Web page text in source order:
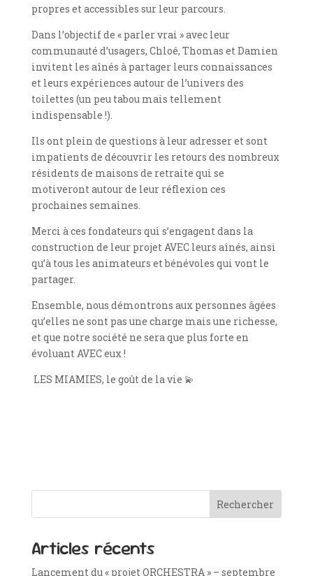
propres et accessibles sur leur parcours.
Dans l’objectif de « parler vrai » avec leur
communauté d’usagers, Chloé, Thomas et Damien
invitent les aînés à partager leurs connaissances
et leurs expériences autour de l’univers des
toilettes (un peu tabou mais tellement
indispensable !).
Ils ont plein de questions à leur adresser et sont
impatients de découvrir les retours des nombreux
résidents de maisons de retraite qui se
motiveront autour de leur réflexion ces
prochaines semaines.
Merci à ces fondateurs qui s’engagent dans la
construction de leur projet AVEC leurs aînés, ainsi
qu’à tous les animateurs et bénévoles qui vont le
partager.
Ensemble, nous démontrons aux personnes âgées
qu’elles ne sont pas une charge mais une richesse,
et que notre société ne sera que plus forte en
évoluant AVEC eux !
LES MIAMIES, le goût de la vie 💫
Rechercher
Articles récents
Lancement du « projet ORCHESTRA » – septembre